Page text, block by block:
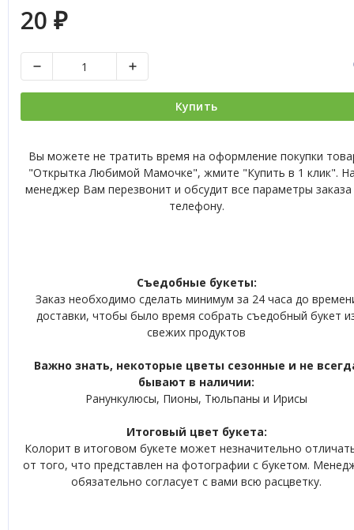
20 ₽
Купить
Вы можете не тратить время на оформление покупки
"Открытка Любимой Мамочке", жмите "Купить в 1 клик".
менеджер Вам перезвонит и обсудит все параметры
телефону.
Съедобные букеты:
Заказ необходимо сделать минимум за 24 часа до
доставки, чтобы было время собрать съедобный букет
свежих продуктов
Важно знать, некоторые цветы сезонные и не
бывают в наличии:
Ранункулюсы, Пионы, Тюльпаны и Ирисы
Итоговый цвет букета:
Колорит в итоговом букете может незначительно
от того, что представлен на фотографии с букетом.
обязательно согласует с вами всю расцветку.